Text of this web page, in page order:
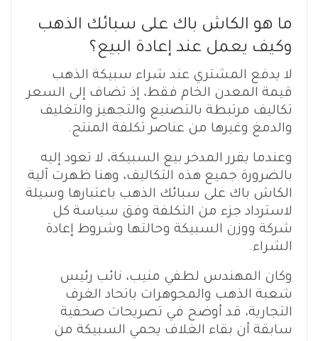
ما هو الكاش باك على سبائك الذهب
وكيف يعمل عند إعادة البيع؟
لا يدفع المشتري عند شراء سبيكة الذهب
قيمة المعدن الخام فقط، إذ تضاف إلى السعر
تكاليف مرتبطة بالتصنيع والتجهيز والتغليف
والدمغ وغيرها من عناصر تكلفة المنتج.
وعندما يقرر المدخر بيع السبيكة، لا تعود إليه
بالضرورة جميع هذه التكاليف، وهنا ظهرت آلية
الكاش باك على سبائك الذهب باعتبارها وسيلة
لاسترداد جزء من التكلفة وفق سياسة كل
شركة ووزن السبيكة وحالتها وشروط إعادة
الشراء.
وكان المهندس لطفي منيب، نائب رئيس
شعبة الذهب والمجوهرات باتحاد الغرف
التجارية، قد أوضح في تصريحات صحفية
سابقة أن بقاء الغلاف يحمي السبيكة من